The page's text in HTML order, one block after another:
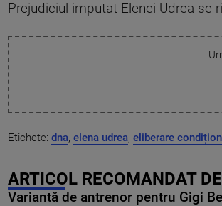
Prejudiciul imputat Elenei Udrea se
Etichete: dna, elena udrea, eliberare
ARTICOL RECOMANDAT
Variantă de antrenor pentru Gigi